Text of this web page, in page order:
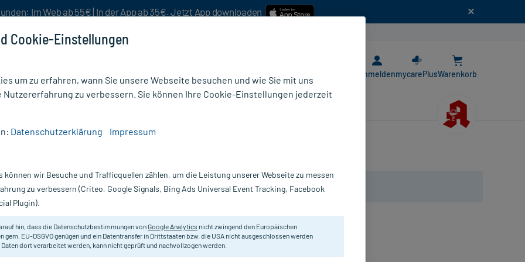
Im Web ab 55€ | In der App ab 35€. Jetzt App downloaden
AnmeldenmycarePlusWarenkorb
Nur für kurze Zeit:Gratis-Versand* ab 19€ Mindestbestellwert!
10 St Homöopathisches Arzneimittel.
Darreichung:
Ampullen
Cookie-Einstellungen
um zu erfahren, wann Sie unsere Webseite besuchen und wie Sie mit uns
Nutzererfahrung zu verbessern. Sie können Ihre Cookie-Einstellungen jederzeit
Datenschutzerklärung Impressum
können wir Besuche und Trafficquellen zählen, um die Leistung unserer Webseite zu messen
zu verbessern (Criteo, Google Signals, Bing Ads Universal Event Tracking, Facebook
Plugin).
hin, dass die Datenschutzbestimmungen vonGoogle Analytics nicht zwingend den Europäischen
gem. EU-DSGVO genügen und ein Datentransfer in Drittstaaten bzw. die USA nicht ausgeschlossen werden
Daten dort verarbeitet werden, kann nicht geprüft und nachvollzogen werden.